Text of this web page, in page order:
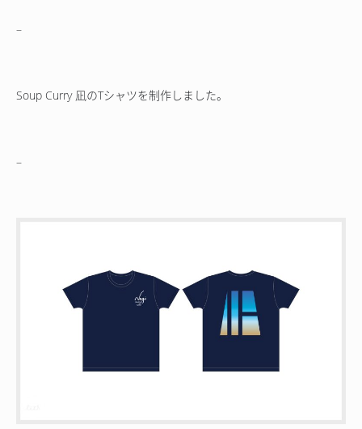
–
Soup Curry 凪のTシャツを制作しました。
–